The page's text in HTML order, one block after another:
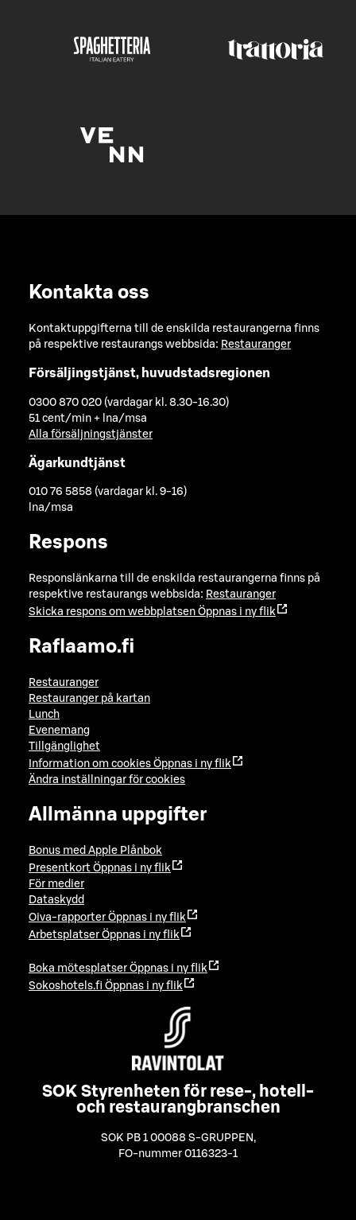
Kontakta oss
Kontaktuppgifterna till de enskilda restaurangerna finns
på respektive restaurangs webbsida: Restauranger
Försäljingstjänst, huvudstadsregionen
0300 870 020 (vardagar kl. 8.30-16.30)
51 cent/min + lna/msa
Alla försäljningstjänster
Ägarkundtjänst
010 76 5858 (vardagar kl. 9-16)
lna/msa
Respons
Responslänkarna till de enskilda restaurangerna finns på
respektive restaurangs webbsida: Restauranger
Skicka respons om webbplatsen Öppnas i ny flik
Raflaamo.fi
Restauranger
Restauranger på kartan
Lunch
Evenemang
Tillgänglighet
Information om cookies Öppnas i ny flik
Ändra inställningar för cookies
Allmänna uppgifter
Bonus med Apple Plånbok
Presentkort Öppnas i ny flik
För medier
Dataskydd
Oiva-rapporter Öppnas i ny flik
Arbetsplatser Öppnas i ny flik
Boka mötesplatser Öppnas i ny flik
Sokoshotels.fi Öppnas i ny flik
SOK Styrenheten för rese-, hotell-
och restaurangbranschen
SOK PB 1 00088 S-GRUPPEN ,
FO-nummer 0116323-1